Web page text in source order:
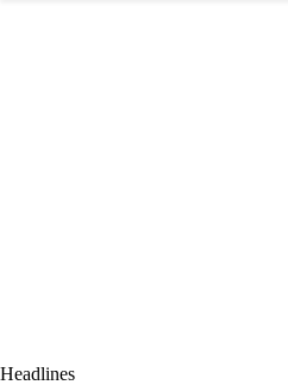
Headlines